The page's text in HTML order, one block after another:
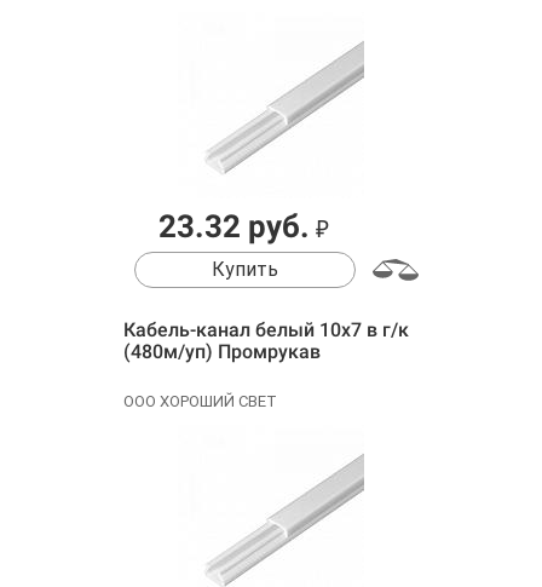
23.32 руб. ₽
Купить
Кабель-канал белый 10х7 в г/к
(480м/уп) Промрукав
ООО ХОРОШИЙ СВЕТ